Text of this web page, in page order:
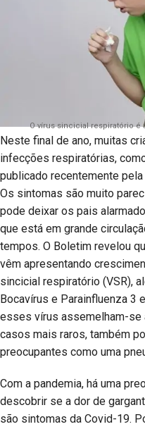
O vírus sincicial respiratório
Neste final de ano, muitas
infecções respiratórias,
publicado recentemente
Os sintomas são muito
pode deixar os pais
que está em grande
tempos. O Boletim revelou
vêm apresentando
sincicial respiratório (VSR),
Bocavírus e Parainfluenza 3
esses vírus assemelham-se
casos mais raros, também
preocupantes como uma
Com a pandemia, há uma
descobrir se a dor de
são sintomas da Covid-19.